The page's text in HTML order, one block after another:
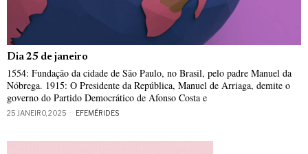
Dia 25 de janeiro
1554: Fundação da cidade de São Paulo, no Brasil, pelo padre Manuel da
Nóbrega. 1915: O Presidente da República, Manuel de Arriaga, demite o
governo do Partido Democrático de Afonso Costa e
25 JANEIRO, 2025 EFEMÉRIDES